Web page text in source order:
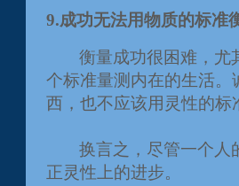
9.成功无法用物质的标准
衡量成功很困难，尤
个标准量测内在的生活。
西，也不应该用灵性的标
换言之，尽管一个人
正灵性上的进步。